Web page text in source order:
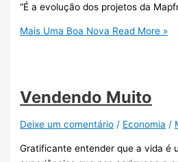
“É a evolução dos projetos da
Mais Uma Boa Nova Read More »
Vendendo Muito
Deixe um comentário / Economia /
Gratificante entender que a vida é